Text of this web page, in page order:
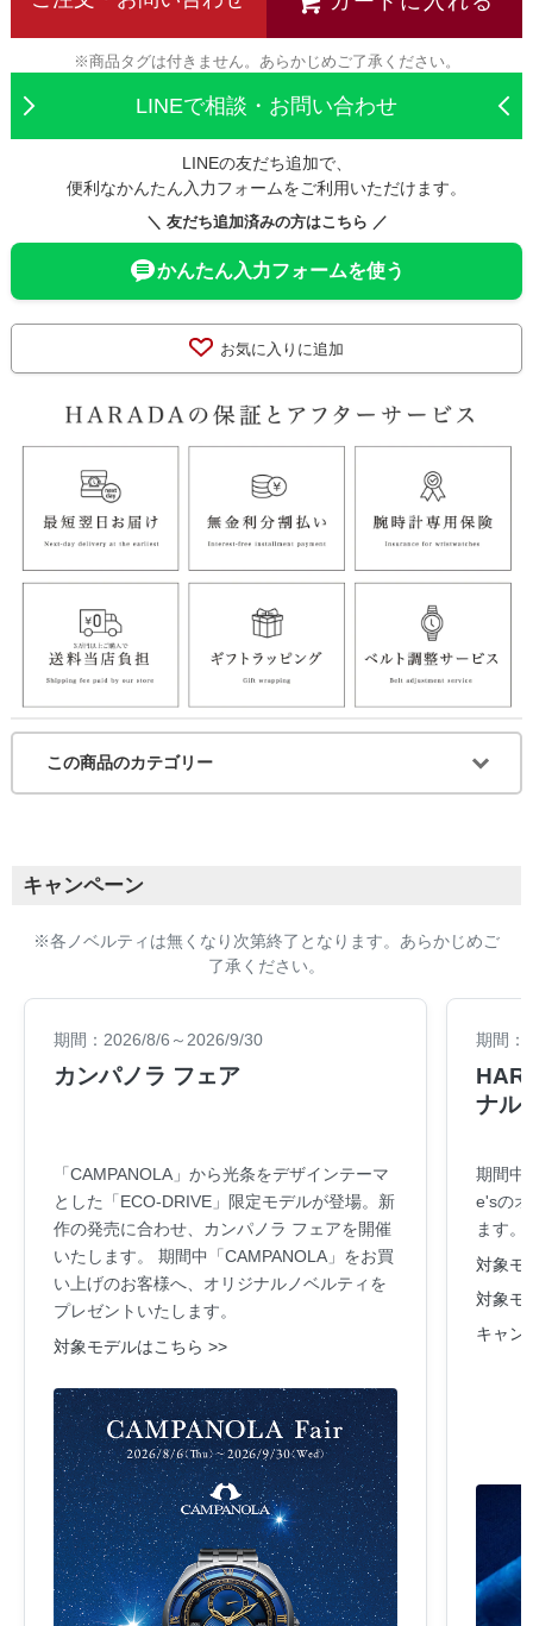
※商品タグは付きません。あらかじめご了承ください。
LINEで相談・お問い合わせ
LINEの友だち追加で、
便利なかんたん入力フォームをご利用いただけます。
＼ 友だち追加済みの方はこちら ／
かんたん入力フォームを使う
お気に入りに追加
この商品のカテゴリー
キャンペーン
※各ノベルティは無くなり次第終了となります。あらかじめご
了承ください。
期間：2026/8/6～2026/9/30
カンパノラ フェア
「CAMPANOLA」から光条をデザインテーマ
とした「ECO-DRIVE」限定モデルが登場。新
作の発売に合わせ、カンパノラ フェアを開催
いたします。 期間中「CAMPANOLA」をお買
い上げのお客様へ、オリジナルノベルティを
プレゼントいたします。
対象モデルはこちら >>
期間：
ナル
期間中
e'sの
ます。
対象モ
対象モ
キャン